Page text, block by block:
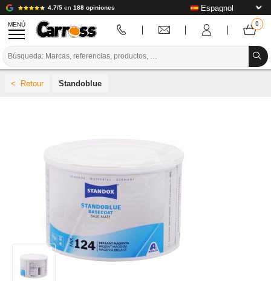
4.7/5 en 188 opiniones
MENÚ
CONSUMIBLES DE CARROCERÍA
HERRAMIENTAS DE CARROCERÍA
EQUIPAMIENTO PARA TALLERES DE CARROCERÍA
INSTALACIÓN DE LABORATORIO
TUTORIALES Y CONSEJOS
Standoblue